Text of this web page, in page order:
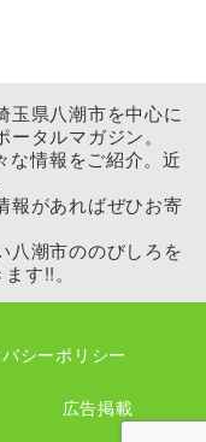
玉県八潮市を中心に
タルマガジン。
な情報をご紹介。近
報があればぜひお寄
八潮市ののびしろを
す!!。
シーポリシー
広告掲載